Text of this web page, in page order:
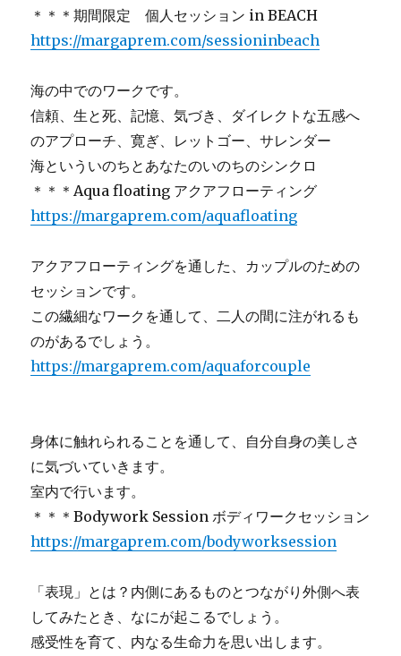
＊＊＊期間限定 個人セッション in BEACH
https://margaprem.com/sessioninbeach
海の中でのワークです。
信頼、生と死、記憶、気づき、ダイレクトな五感へ
のアプローチ、寛ぎ、レットゴー、サレンダー
海といういのちとあなたのいのちのシンクロ
＊＊＊Aqua floating アクアフローティング
https://margaprem.com/aquafloating
アクアフローティングを通した、カップルのための
セッションです。
この繊細なワークを通して、二人の間に注がれるも
のがあるでしょう。
https://margaprem.com/aquaforcouple
身体に触れられることを通して、自分自身の美しさ
に気づいていきます。
室内で行います。
＊＊＊Bodywork Session ボディワークセッション
https://margaprem.com/bodyworksession
「表現」とは？内側にあるものとつながり外側へ表
してみたとき、なにが起こるでしょう。
感受性を育て、内なる生命力を思い出します。